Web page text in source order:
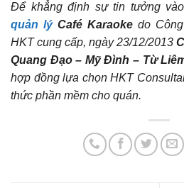
Để khẳng định sự tin tưởng vào
quản lýCafé Karaoke do
HKT cung cấp, ngày 23/12/2013
Quang Đạo – Mỹ Đình – Từ
hợp đồng lựa chọn HKT
thức phần mềm cho quán.